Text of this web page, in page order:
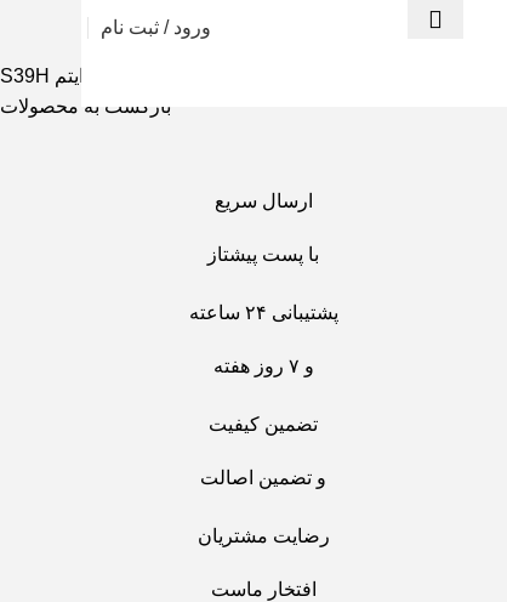
ورود / ثبت نام
هلیکوپتر کنترلی سایما ایتم S39H
بازگشت به محصولات
ارسال سریع
با پست پیشتاز
پشتیبانی ۲۴ ساعته
و ۷ روز هفته
تضمین کیفیت
و تضمین اصالت
رضایت مشتریان
افتخار ماست